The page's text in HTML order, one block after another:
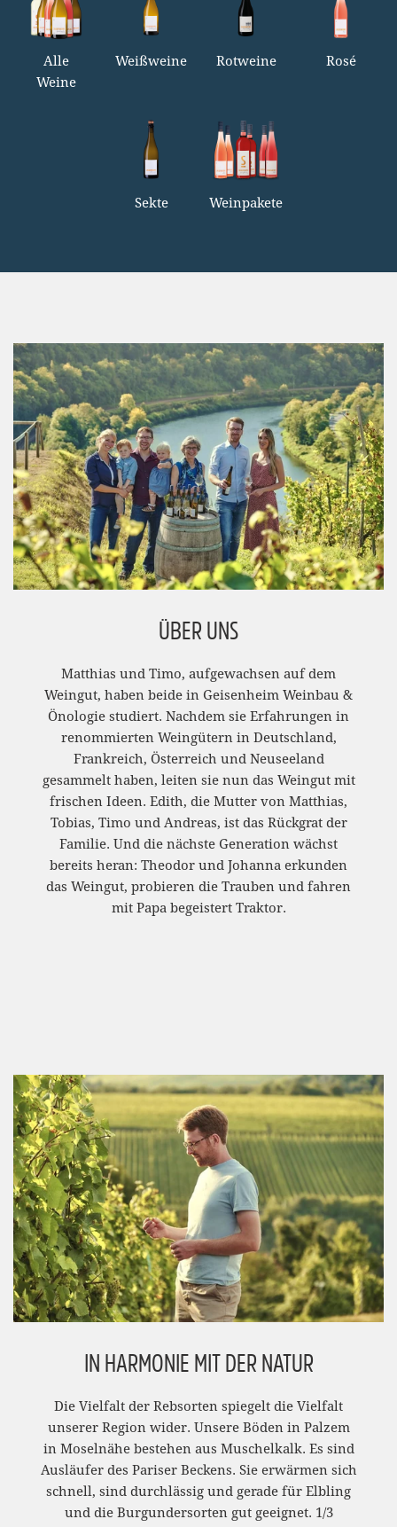
Alle
Weine
Weißweine Rotweine Rosé
Sekte Weinpakete
ÜBER UNS
Matthias und Timo, aufgewachsen auf dem
Weingut, haben beide in Geisenheim Weinbau &
Önologie studiert. Nachdem sie Erfahrungen in
renommierten Weingütern in Deutschland,
Frankreich, Österreich und Neuseeland
gesammelt haben, leiten sie nun das Weingut mit
frischen Ideen. Edith, die Mutter von Matthias,
Tobias, Timo und Andreas, ist das Rückgrat der
Familie. Und die nächste Generation wächst
bereits heran: Theodor und Johanna erkunden
das Weingut, probieren die Trauben und fahren
mit Papa begeistert Traktor.
IN HARMONIE MIT DER NATUR
Die Vielfalt der Rebsorten spiegelt die Vielfalt
unserer Region wider. Unsere Böden in Palzem
in Moselnähe bestehen aus Muschelkalk. Es sind
Ausläufer des Pariser Beckens. Sie erwärmen sich
schnell, sind durchlässig und gerade für Elbling
und die Burgundersorten gut geeignet. 1/3